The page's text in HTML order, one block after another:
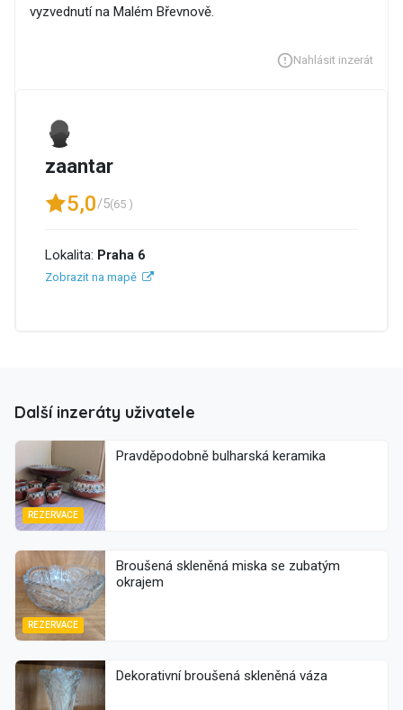
vyzvednutí na Malém Břevnově.
Nahlásit inzerát
zaantar
5,0/5(65 )
Lokalita: Praha 6
Zobrazit na mapě
Další inzeráty uživatele
REZERVACE
Pravděpodobně bulharská keramika
REZERVACE
Broušená skleněná miska se zubatým
okrajem
Dekorativní broušená skleněná váza